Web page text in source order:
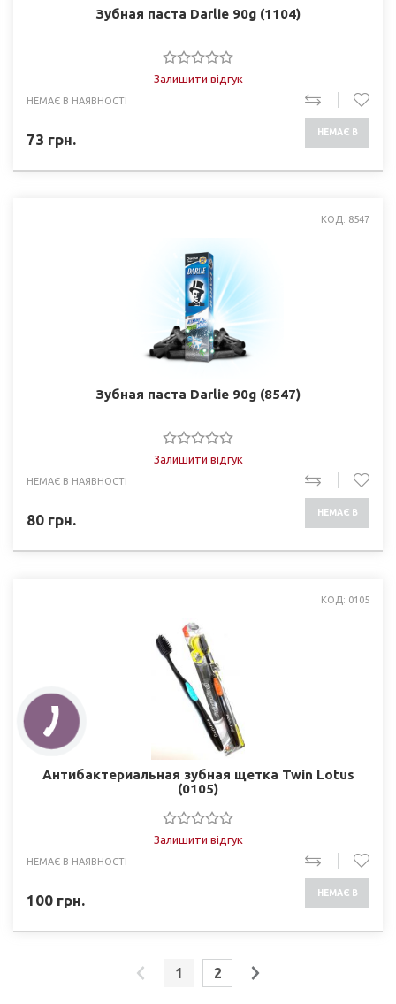
Зубная паста Darlie 90g (1104)
Залишити відгук
НЕМАЄ В НАЯВНОСТІ
73 грн. НЕМАЄ В
КОД: 8547
Зубная паста Darlie 90g (8547)
Залишити відгук
НЕМАЄ В НАЯВНОСТІ
80 грн. НЕМАЄ В
КОД: 0105
Антибактериальная зубная щетка Twin Lotus
(0105)
Залишити відгук
НЕМАЄ В НАЯВНОСТІ
100 грн. НЕМАЄ В
1 2